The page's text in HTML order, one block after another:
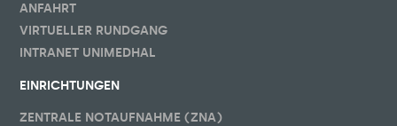
ANFAHRT
VIRTUELLER RUNDGANG
INTRANET UNIMEDHAL
EINRICHTUNGEN
ZENTRALE NOTAUFNAHME (ZNA)